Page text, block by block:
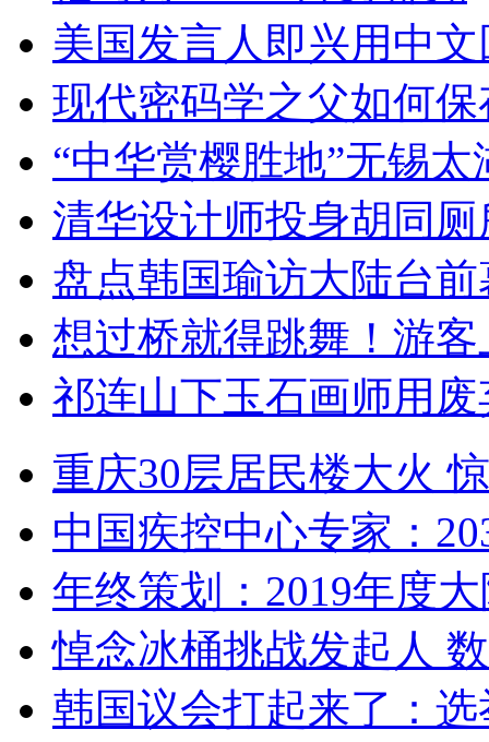
美国发言人即兴用中
现代密码学之父如何
“中华赏樱胜地”无锡
清华设计师投身胡同
盘点韩国瑜访大陆台
想过桥就得跳舞！游客
祁连山下玉石画师用
重庆30层居民楼大火
中国疾控中心专家：
年终策划：2019年度
悼念冰桶挑战发起人
韩国议会打起来了：